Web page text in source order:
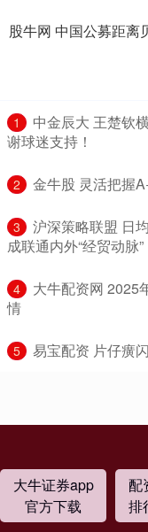
股牛网 中国公募距离
1
中金辰大 王楚钦
谢球迷支持！
2 金牛股 灵活把握
3
沪深策略联盟 日
成联通内外“经贸动脉”
4
大牛配资网 2025
情
5 易宝配资 片仔癀
大牛证券app
官方下载
配
排